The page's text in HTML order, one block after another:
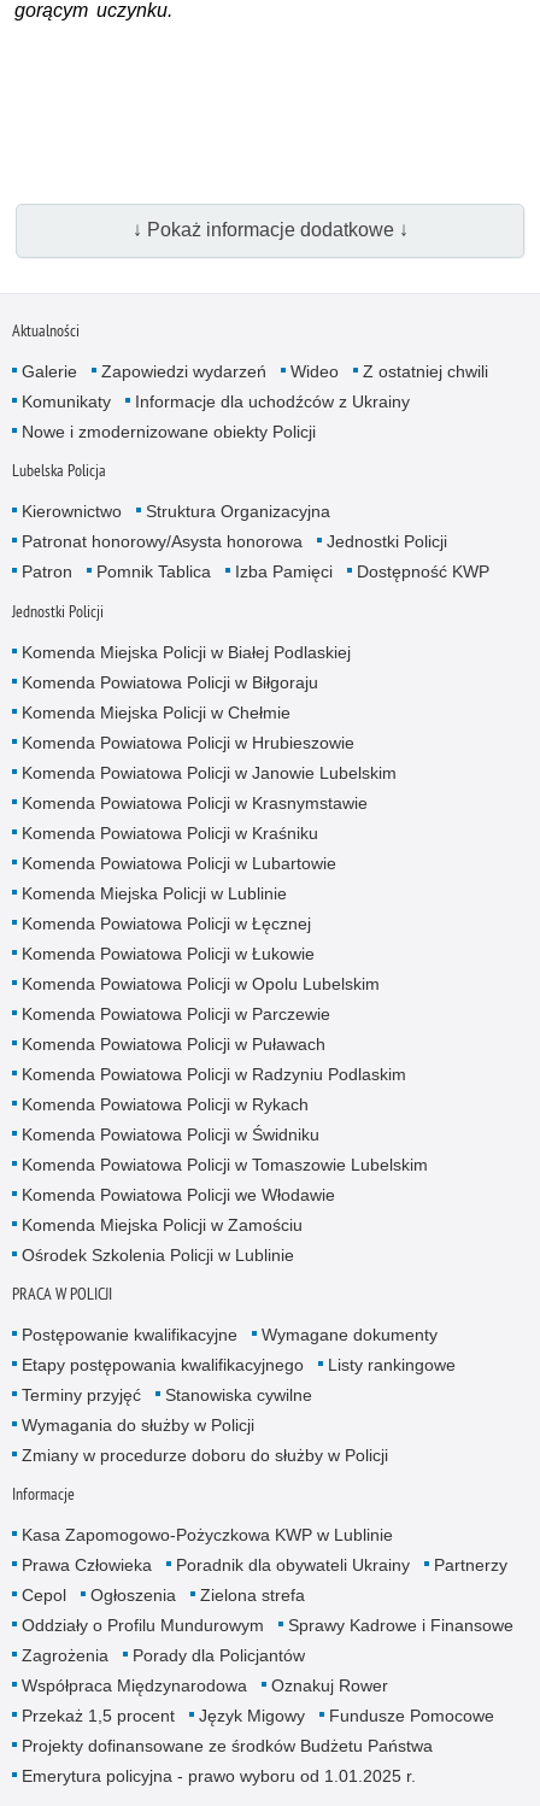
gorącym uczynku.
↓ Pokaż informacje dodatkowe ↓
Aktualności
Galerie Zapowiedzi wydarzeń Wideo
Z ostatniej chwili
Komunikaty
Informacje dla uchodźców z Ukrainy
Nowe i zmodernizowane obiekty Policji
Lubelska Policja
Kierownictwo
Struktura Organizacyjna
Patronat honorowy/Asysta honorowa
Jednostki Policji
Patron
Pomnik Tablica Izba Pamięci Dostępność KWP
Jednostki Policji
Komenda Miejska Policji w Białej Podlaskiej
Komenda Powiatowa Policji w Biłgoraju
Komenda Miejska Policji w Chełmie
Komenda Powiatowa Policji w Hrubieszowie
Komenda Powiatowa Policji w Janowie Lubelskim
Komenda Powiatowa Policji w Krasnymstawie
Komenda Powiatowa Policji w Kraśniku
Komenda Powiatowa Policji w Lubartowie
Komenda Miejska Policji w Lublinie
Komenda Powiatowa Policji w Łęcznej
Komenda Powiatowa Policji w Łukowie
Komenda Powiatowa Policji w Opolu Lubelskim
Komenda Powiatowa Policji w Parczewie
Komenda Powiatowa Policji w Puławach
Komenda Powiatowa Policji w Radzyniu Podlaskim
Komenda Powiatowa Policji w Rykach
Komenda Powiatowa Policji w Świdniku
Komenda Powiatowa Policji w Tomaszowie Lubelskim
Komenda Powiatowa Policji we Włodawie
Komenda Miejska Policji w Zamościu
Ośrodek Szkolenia Policji w Lublinie
PRACA W POLICJI
Postępowanie kwalifikacyjne
Wymagane dokumenty
Etapy postępowania kwalifikacyjnego
Listy rankingowe
Terminy przyjęć
Stanowiska cywilne
Wymagania do służby w Policji
Zmiany w procedurze doboru do służby w Policji
Informacje
Kasa Zapomogowo-Pożyczkowa KWP w Lublinie
Prawa Człowieka
Poradnik dla obywateli Ukrainy
Partnerzy
Cepol
Ogłoszenia
Zielona strefa
Oddziały o Profilu Mundurowym
Sprawy Kadrowe i Finansowe
Zagrożenia
Porady dla Policjantów
Współpraca Międzynarodowa
Oznakuj Rower
Przekaż 1,5 procent
Język Migowy
Fundusze Pomocowe
Projekty dofinansowane ze środków Budżetu Państwa
Emerytura policyjna - prawo wyboru od 1.01.2025 r.